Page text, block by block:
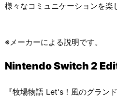
様々なコミュニケーションを楽
※メーカーによる説明です。
Nintendo Switch 2
『牧場物語 Let's！風のグラ